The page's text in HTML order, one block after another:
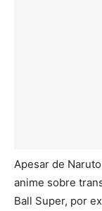
Apesar de
anime sobre
Ball Super, por